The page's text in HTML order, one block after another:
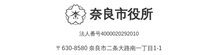
奈良市役所
法人番号4000020292010
〒630-8580 奈良市二条大路南一丁目1-1